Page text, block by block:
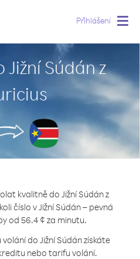
Přihlášení
Súdán z
kvalitně do Jižní Súdán z
číslo v Jižní Súdán – pevná
od 56.4 ¢ za minutu.
do Jižní Súdán získáte
nebo tarifu volání.